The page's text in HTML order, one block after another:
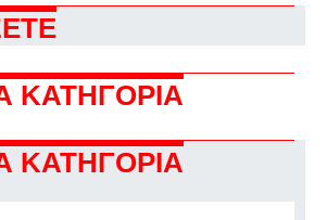
ΚΑΤΗΓΟΡΙΑ
ΚΑΤΗΓΟΡΙΑ